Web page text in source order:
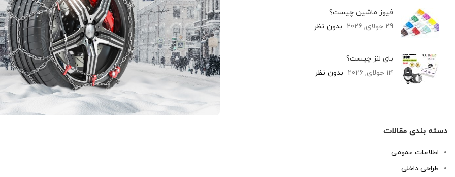
فیوز ماشین چیست؟
29 جولای, 2026
بدون نظر
بای لنز چیست؟
14 جولای, 2026
بدون نظر
دسته بندی مقالات
اطلاعات عمومی
طراحی داخلی